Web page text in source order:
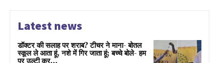
Latest news
डॉक्टर की सलाह पर शराब? टीचर ने माना- बोतल
स्कूल ले आता हूं, नशे में गिर जाता हूं; बच्चे बोले- हम